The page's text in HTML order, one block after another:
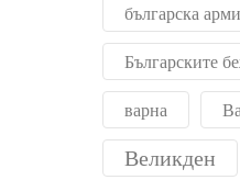
българска
Българските
варна
Великден